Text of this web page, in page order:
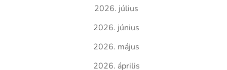
2026. július
2026. június
2026. május
2026. április